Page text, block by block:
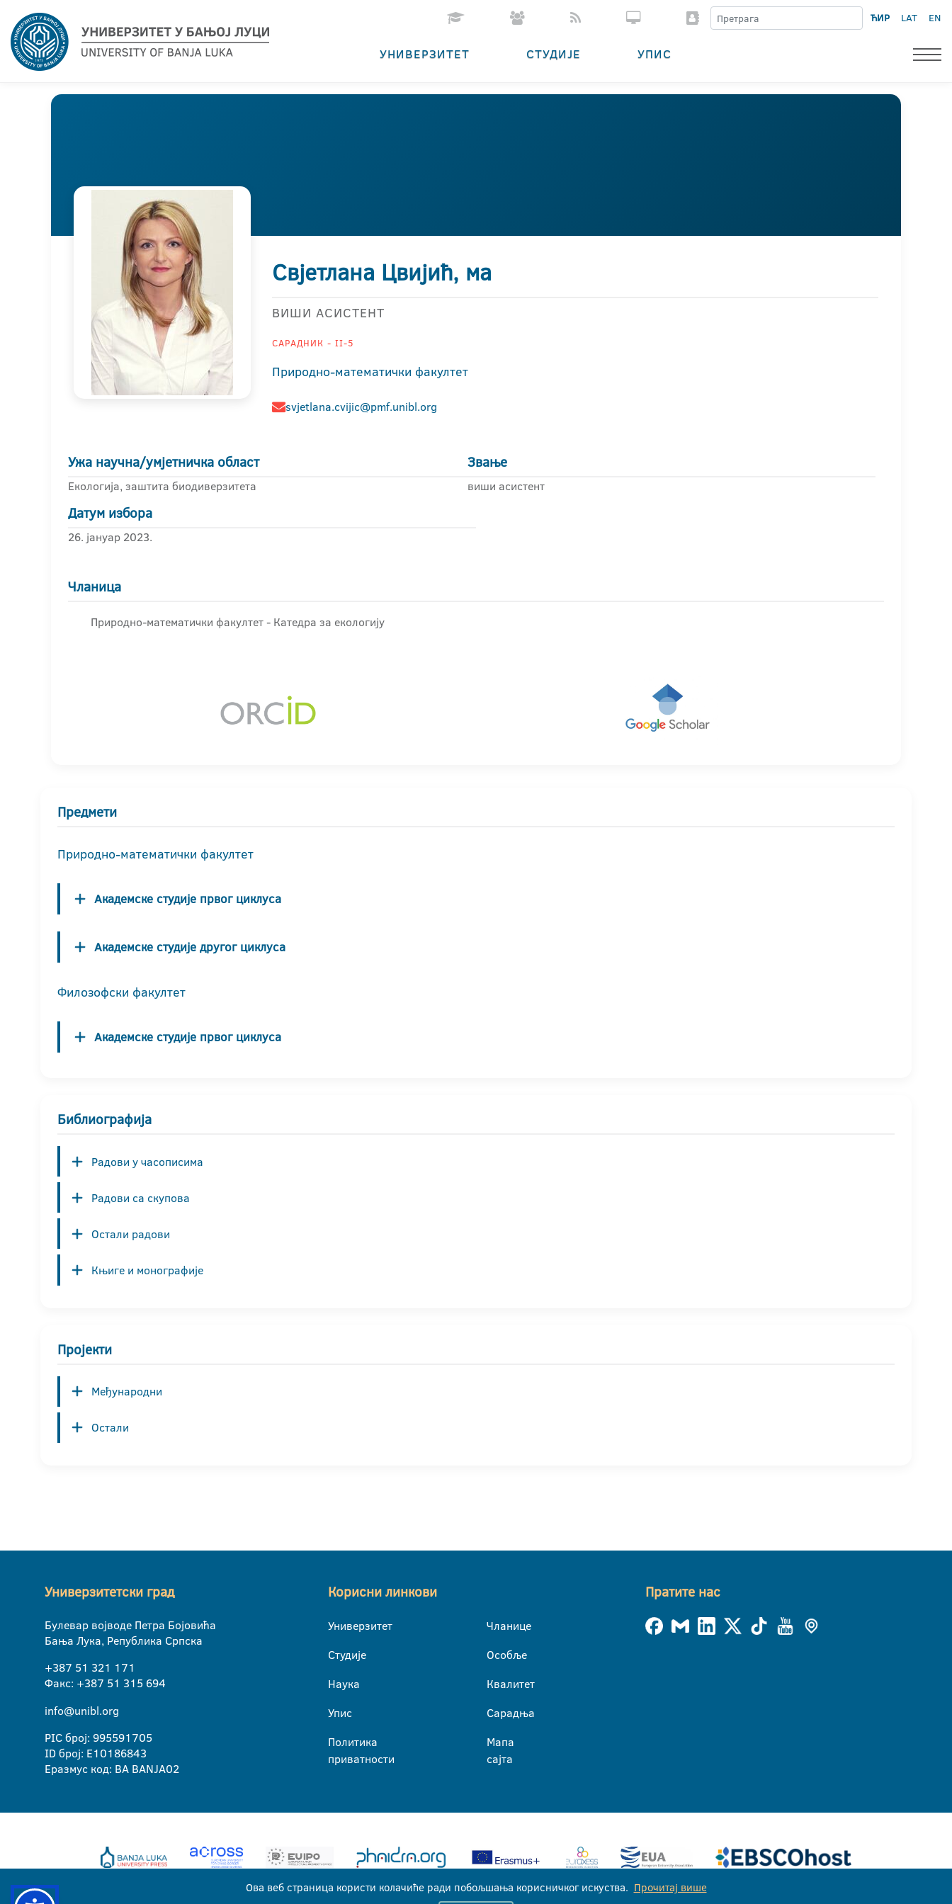
ЋИР LAT EN
УНИВЕРЗИТЕТ СТУДИЈЕ УПИС
Свјетлана Цвијић, ма
ВИШИ АСИСТЕНТ
САРАДНИК - II-5
Природно-математички факултет
svjetlana.cvijic@pmf.unibl.org
Ужа научна/умјетничка област
Екологија, заштита биодиверзитета
Звање
виши асистент
Датум избора
26. јануар 2023.
Чланица
Природно-математички факултет - Катедра за екологију
Предмети
Природно-математички факултет
Академске студије првог циклуса
Академске студије другог циклуса
Филозофски факултет
Академске студије првог циклуса
Библиографија
Радови у часописима
Радови са скупова
Остали радови
Књиге и монографије
Пројекти
Међународни
Остали
Универзитетски град
Булевар војводе Петра Бојовића
Бања Лука, Република Српска
+387 51 321 171
Факс: +387 51 315 694
info@unibl.org
PIC број: 995591705
ID број: E10186843
Еразмус код: BA BANJA02
Корисни линкови
Универзитет
Студије
Наука
Упис
Политика
приватности
Чланице
Особље
Квалитет
Сарадња
Мапа
сајта
Пратите нас
Ова веб страница користи колачиће ради побољшања корисничког искуства. Прочитај више